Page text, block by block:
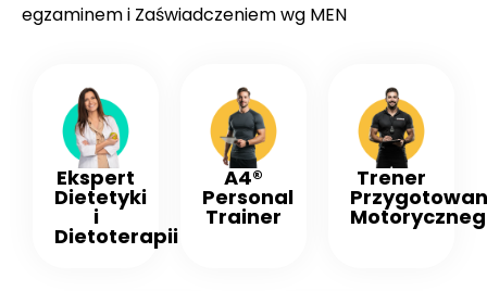
egzaminem i Zaświadczeniem wg MEN
Ekspert
Dietetyki
i
Dietoterapii
A4®
Personal
Trainer
Trener